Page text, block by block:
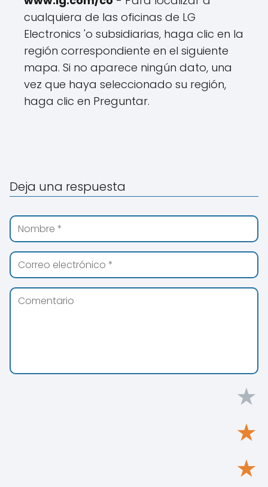
cualquiera de las oficinas de LG
Electronics 'o subsidiarias, haga clic en la
región correspondiente en el siguiente
mapa. Si no aparece ningún dato, una
vez que haya seleccionado su región,
haga clic en Preguntar.
Deja una respuesta
★
★
★